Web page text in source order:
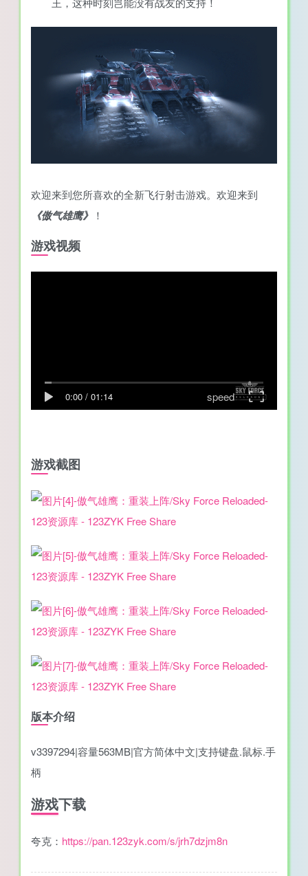
欢迎来到您所喜欢的全新飞行射击游戏。欢迎来到
《傲气雄鹰》 ！
游戏视频
0:00 / 01:14 speed
游戏截图
版本介绍
v3397294|容量563MB|官方简体中文|支持键盘.鼠标.手
柄
游戏下载
夸克： https://pan.123zyk.com/s/jrh7dzjm8n